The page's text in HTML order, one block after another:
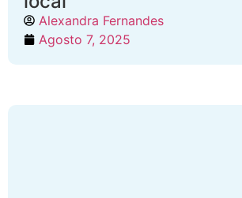
Alexandra Fernandes
Agosto 7, 2025